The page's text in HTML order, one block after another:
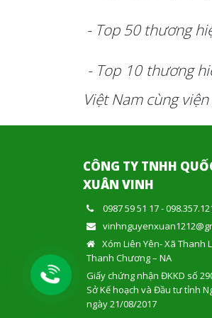
- Top 50 thương
- Top 10 thương
Việt Nam cùng
CÔNG TY TNHH
XUÂN VINH
0987 59 51 17-
Xóm Liên Yên- Xã Thanh
Thanh Chương – NA
Giấy chứng nhận ĐKKD số
Sở Kế hoạch và Đầu tư tỉnh
ngày 21/08/2017